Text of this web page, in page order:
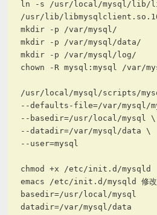
ln -s /usr/local/mysql/lib/
/usr/lib/
mkdir -p /var/mysql/
mkdir -p /var/mysql/data/
mkdir -p /var/mysql/log/
chown -R mysql:mysql /var/
/usr/local/mysql/scripts/
--defaults-file=/var/mysql/
--basedir=/usr/local/mysql \
--datadir=/var/mysql/data \
--user=mysql
chmod +x /etc/init.d/mysqld
emacs /etc/init.d/mysqld 修改这
basedir=/usr/local/mysql
datadir=/var/mysql/data